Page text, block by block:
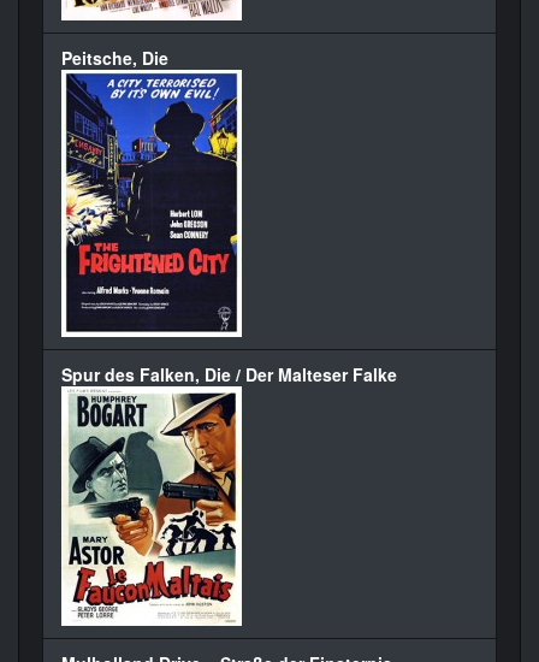
Peitsche, Die
Spur des Falken, Die / Der Malteser Falke